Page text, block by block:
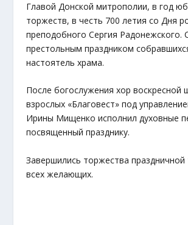
Главой Донской митрополии, в год
торжеств, в честь 700 летия со Дня
преподобного Сергия Радонежского.
престольным праздником
настоятель храма.
После богослужения хор воскресной
взрослых «Благовест» под
Ирины Мищенко исполнил духовные
посвященный празднику.
Завершились торжества праздничной
всех желающих.